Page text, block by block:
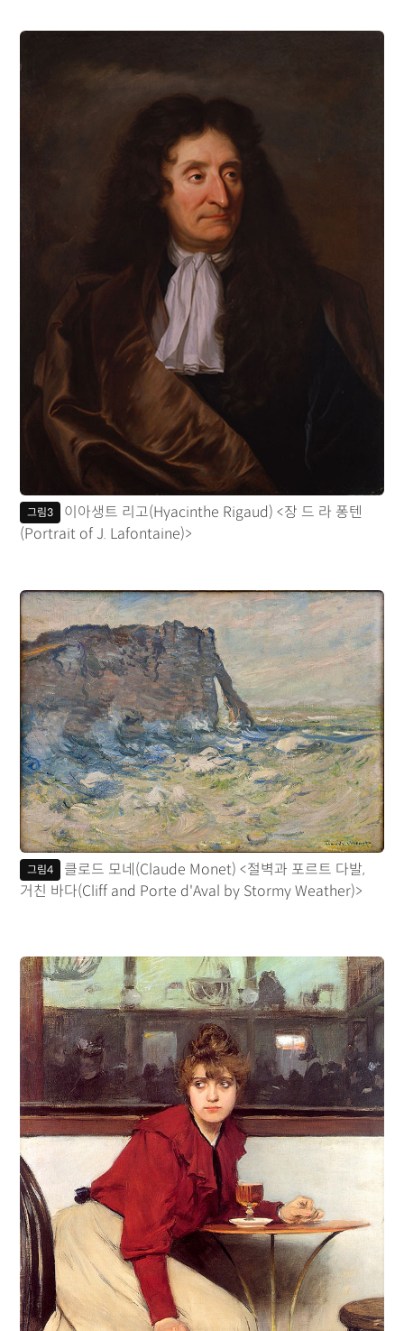
그림3
이아생트 리고(Hyacinthe Rigaud) <장 드 라 퐁텐
(Portrait of J. Lafontaine)>
그림4
클로드 모네(Claude Monet) <절벽과 포르트 다발,
거친 바다(Cliff and Porte d'Aval by Stormy Weather)>